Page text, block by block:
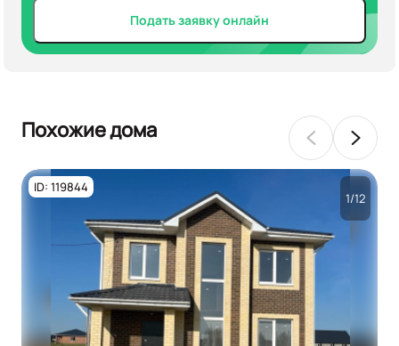
Подать заявку онлайн
Похожие дома
ID: 119844
1/12